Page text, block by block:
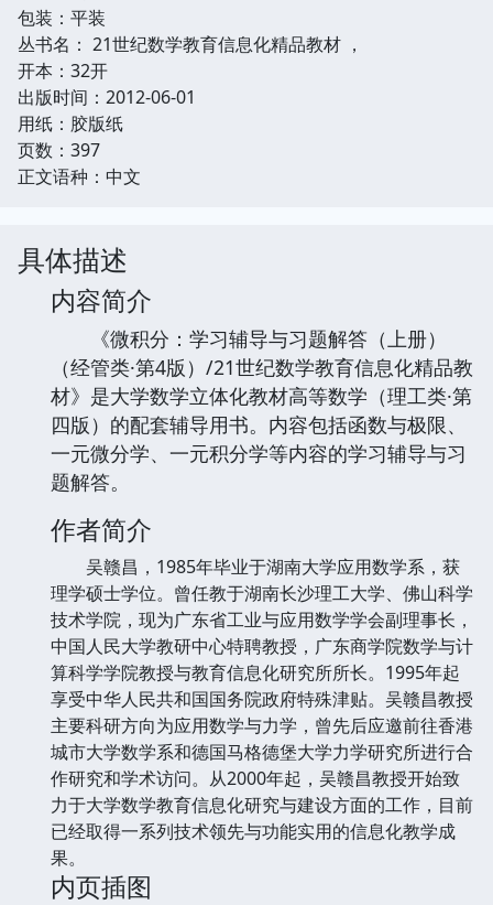
包装：平装
丛书名： 21世纪数学教育信息化精品教材 ，
开本：32开
出版时间：2012-06-01
用纸：胶版纸
页数：397
正文语种：中文
具体描述
内容简介
《微积分：学习辅导与习题解答（上册）
（经管类·第4版）/21世纪数学教育信息化精品教
材》是大学数学立体化教材高等数学（理工类·第
四版）的配套辅导用书。内容包括函数与极限、
一元微分学、一元积分学等内容的学习辅导与习
题解答。
作者简介
吴赣昌，1985年毕业于湖南大学应用数学系，获
理学硕士学位。曾任教于湖南长沙理工大学、佛山科学
技术学院，现为广东省工业与应用数学学会副理事长，
中国人民大学教研中心特聘教授，广东商学院数学与计
算科学学院教授与教育信息化研究所所长。1995年起
享受中华人民共和国国务院政府特殊津贴。吴赣昌教授
主要科研方向为应用数学与力学，曾先后应邀前往香港
城市大学数学系和德国马格德堡大学力学研究所进行合
作研究和学术访问。从2000年起，吴赣昌教授开始致
力于大学数学教育信息化研究与建设方面的工作，目前
已经取得一系列技术领先与功能实用的信息化教学成
果。
内页插图